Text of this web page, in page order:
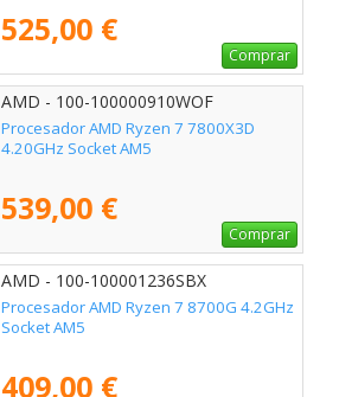
525,00 €
Comprar
AMD - 100-100000910WOF
Procesador AMD Ryzen 7 7800X3D
4.20GHz Socket AM5
539,00 €
Comprar
AMD - 100-100001236SBX
Procesador AMD Ryzen 7 8700G 4.2GHz
Socket AM5
409,00 €